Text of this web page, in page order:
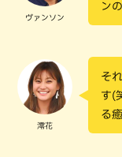
ヴァンソン
ン
澪花
そ
す(
る